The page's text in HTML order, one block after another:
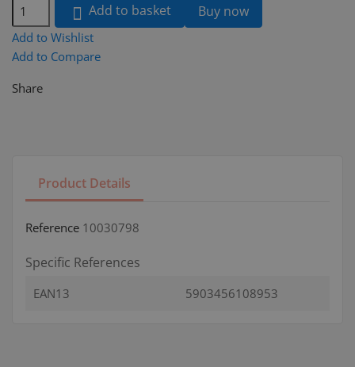
 Add to basket Buy now
Add to Wishlist
Add to Compare
Share
Product Details
Reference 10030798
Specific References
EAN13 5903456108953